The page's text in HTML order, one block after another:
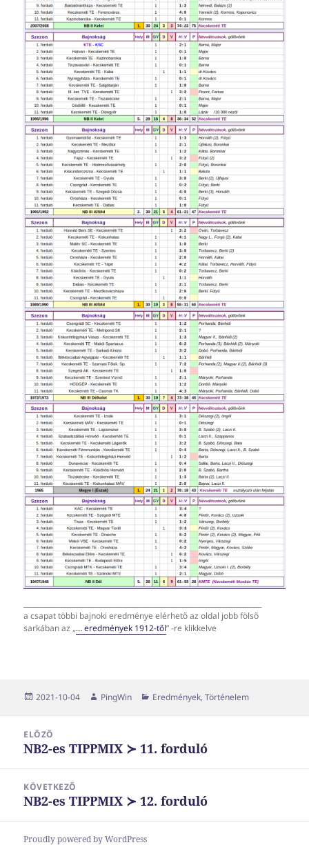
a csapat többi bajnoki eredménye elérhető az oldal jobb fölső
sarkában az „… eredmények 1912-től” -re klikkelve
Közzétéve
2021-10-04 Szerző
PingWin Kategória
Eredmények,Történelem
navigáció
ELŐZŐ
Korábbi
NB2-es TIPPMIX ≻ 11. forduló
KÖVETKEZŐ
Következő
NB2-es TIPPMIX ≻ 12. forduló
Proudly powered by WordPress